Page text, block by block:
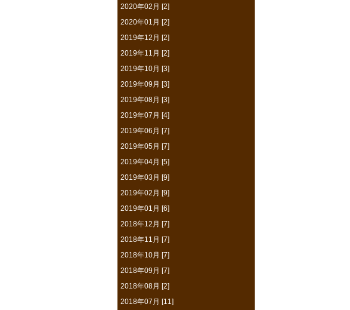
2020年02月 [2]
2020年01月 [2]
2019年12月 [2]
2019年11月 [2]
2019年10月 [3]
2019年09月 [3]
2019年08月 [3]
2019年07月 [4]
2019年06月 [7]
2019年05月 [7]
2019年04月 [5]
2019年03月 [9]
2019年02月 [9]
2019年01月 [6]
2018年12月 [7]
2018年11月 [7]
2018年10月 [7]
2018年09月 [7]
2018年08月 [2]
2018年07月 [11]